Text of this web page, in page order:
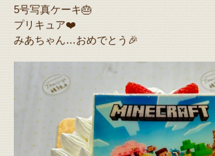
5号写真ケーキ🎂
プリキュア❤️
みあちゃん…おめでとう🎉